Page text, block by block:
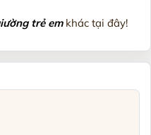
trẻ em khác tại đây!